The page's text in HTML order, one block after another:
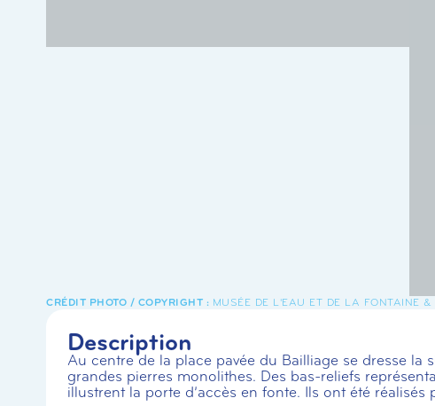
MUSÉE DE L'EAU ET DE LA FONTAINE &
Description
Au centre de la place pavée du Bailliage se dresse la
grandes pierres monolithes. Des bas-reliefs
illustrent la porte d’accès en fonte. Ils ont été réalisés